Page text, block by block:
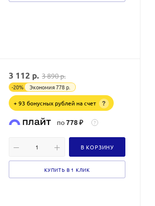
3 112 р. 3 890р.
-20% Экономия778р.
+ 93 бонусных рублей на счет ?
по778 ₽ ?
В КОРЗИНУ
КУПИТЬ В 1 КЛИК